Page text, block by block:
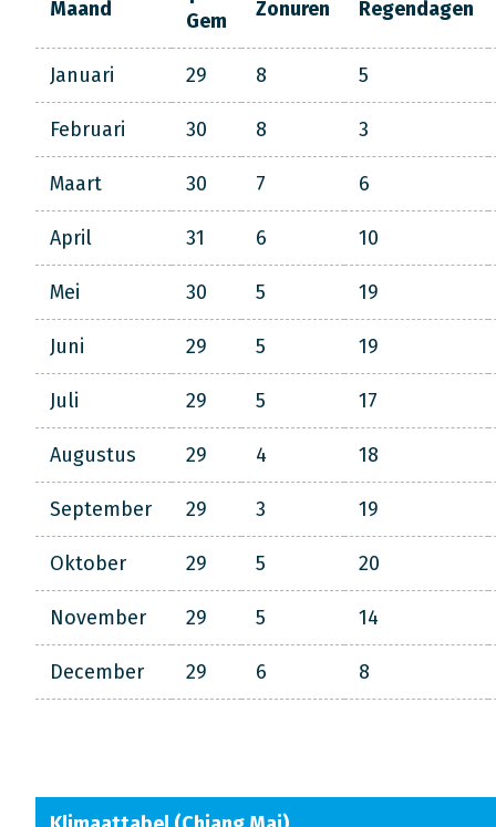
Maand
Gem
Zonuren Regendagen
Januari 29 8 5
Februari 30 8 3
Maart 30 7 6
April 31 6 10
Mei 30 5 19
Juni 29 5 19
Juli 29 5 17
Augustus 29 4 18
September 29 3 19
Oktober 29 5 20
November 29 5 14
December 29 6 8